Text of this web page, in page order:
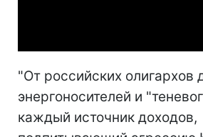
"От российских олигархов
энергоносителей и
каждый источник доходов,